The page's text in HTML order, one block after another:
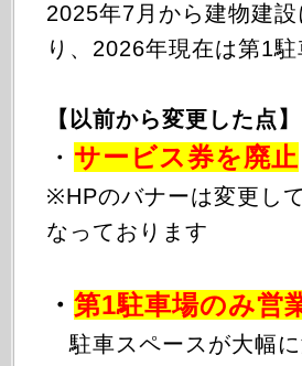
2025年7月から建物建
り、2026年現在は第1
【以前から変更した点】
・ サービス券を廃止
※HPのバナーは変更し
なっております
・ 第1駐車場のみ営
駐車スペースが大幅